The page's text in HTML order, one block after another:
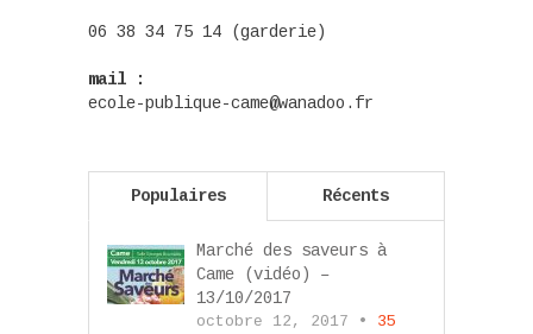
06 38 34 75 14 (garderie)
mail :
ecole-publique-came@wanadoo.fr
Populaires Récents
Marché des saveurs à
Came (vidéo) –
13/10/2017
octobre 12, 2017 • 35